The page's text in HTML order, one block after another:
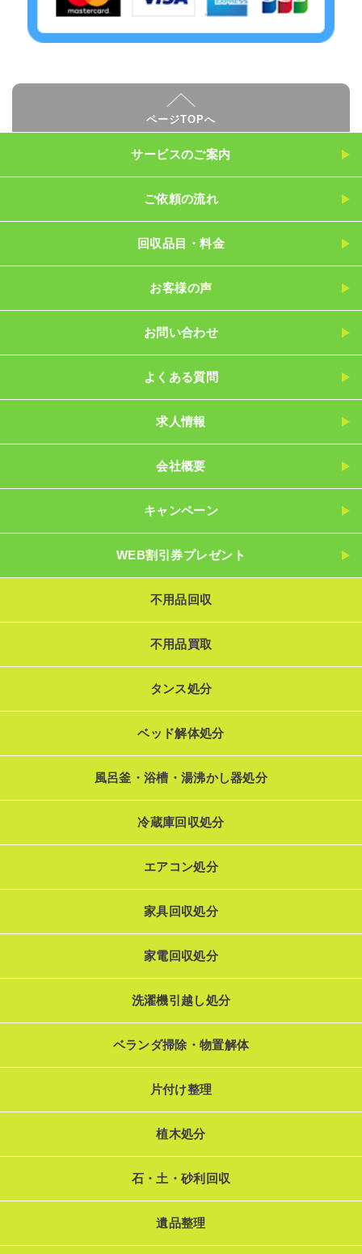
ページTOPへ
サービスのご案内
ご依頼の流れ
回収品目・料金
お客様の声
お問い合わせ
よくある質問
求人情報
会社概要
キャンペーン
WEB割引券プレゼント
不用品回収
不用品買取
タンス処分
ベッド解体処分
風呂釜・浴槽・湯沸かし器処分
冷蔵庫回収処分
エアコン処分
家具回収処分
家電回収処分
洗濯機引越し処分
ベランダ掃除・物置解体
片付け整理
植木処分
石・土・砂利回収
遺品整理